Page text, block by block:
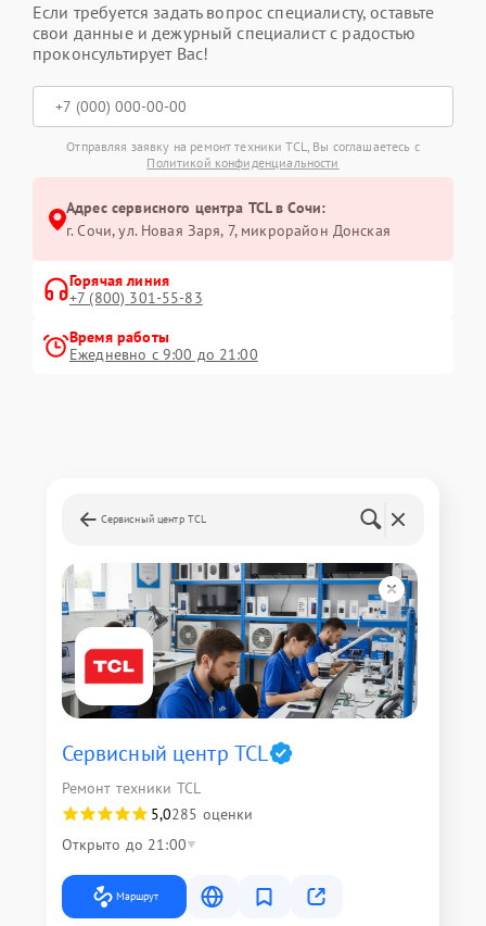
Если требуется задать вопрос специалисту, оставьте
свои данные и дежурный специалист с радостью
проконсультирует Вас!
Отправляя заявку на ремонт техники TCL, Вы соглашаетесь с
Политикой конфиденциальности
Адрес сервисного центра TCL в Сочи:
г. Сочи, ул. Новая Заря, 7, микрорайон Донская
Горячая линия
+7 (800) 301-55-83
Время работы
Ежедневно с 9:00 до 21:00
Сервисный центр TCL
Сервисный центр TCL
Ремонт техники TCL
5,0285 оценки
Открыто до 21:00
Маршрут